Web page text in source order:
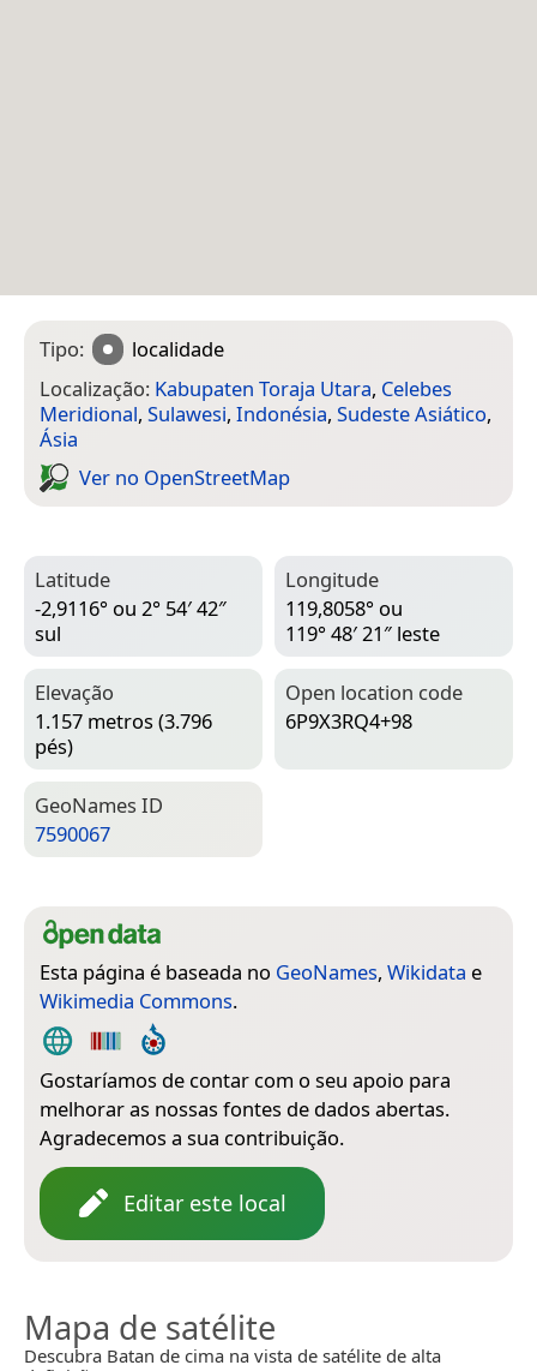
Tipo:
localidade
Localização: Kabupaten Toraja Utara, Celebes
Meridional, Sulawesi, Indonésia, Sudeste Asiático,
Ásia
Ver no Open­Street­Map
Latitude
-2,9116° ou 2° 54′ 42″
sul
Longitude
119,8058° ou
119° 48′ 21″ leste
Elevação
1.157 metros (3.796
pés)
Open location code
6P9X3RQ4+98
Geo­Names ID
7590067
Esta página é baseada no GeoNames, Wikidata e
Wikimedia Commons.
Gostaríamos de contar com o seu apoio para
melhorar as nossas fontes de dados abertas.
Agradecemos a sua contribuição.
Editar este local
Mapa de satélite
Descubra Batan de cima na vista de satélite de alta